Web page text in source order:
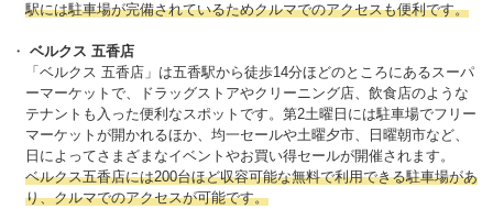
駅には駐車場が完備されているためクルマでのアクセスも便利です。
ベルクス 五香店
「ベルクス 五香店」は五香駅から徒歩14分ほどのところにあるスーパ
ーマーケットで、ドラッグストアやクリーニング店、飲食店のような
テナントも入った便利なスポットです。第2土曜日には駐車場でフリー
マーケットが開かれるほか、均一セールや土曜夕市、日曜朝市など、
日によってさまざまなイベントやお買い得セールが開催されます。
ベルクス五香店には200台ほど収容可能な無料で利用できる駐車場があ
り、クルマでのアクセスが可能です。